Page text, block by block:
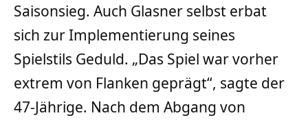
Saisonsieg. Auch Glasner selbst erbat
sich zur Implementierung seines
Spielstils Geduld. „Das Spiel war vorher
extrem von Flanken geprägt“, sagte der
47-Jährige. Nach dem Abgang von